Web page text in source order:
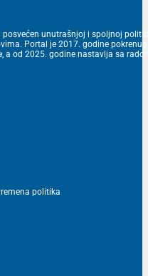
posvećen unutrašnjoj i spoljnoj
Portal je 2017. godine
, a od 2025. godine nastavlja sa
politika